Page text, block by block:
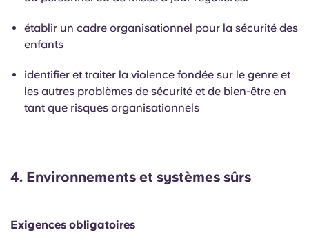
établir un cadre organisationnel pour la sécurité des
enfants
identifier et traiter la violence fondée sur le genre et
les autres problèmes de sécurité et de bien-être en
tant que risques organisationnels
4. Environnements et systèmes sûrs
Exigences obligatoires